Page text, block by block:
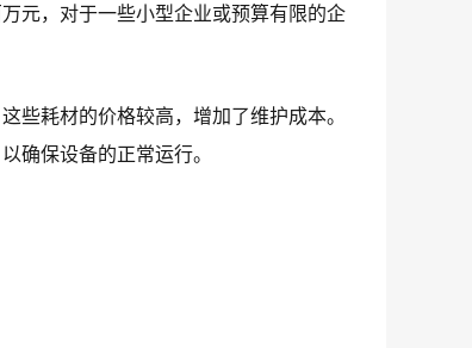
元，对于一些小型企业或预算有限的企
些耗材的价格较高，增加了维护成本。
确保设备的正常运行。